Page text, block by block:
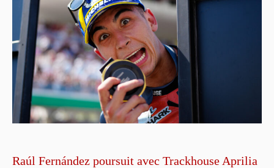
Raúl Fernández poursuit avec Trackhouse Aprilia